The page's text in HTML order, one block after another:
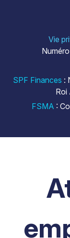
Vie
SPF Finances :
Roi
FSMA :